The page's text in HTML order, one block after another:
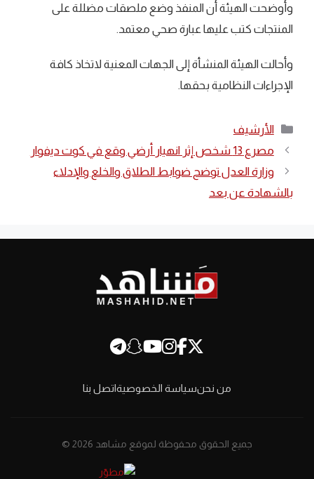
وأوضحت الهيئة أن المنفذ وضع ملصقات مضللة على
المنتجات كتب عليها عبارة صحي معتمد.
وأحالت الهيئة المنشأة إلى الجهات المعنية لاتخاذ كافة
الإجراءات النظامية بحقها.
التصنيفات
الأرشيف
مصرع 13 شخص إثر انهيار أرضي وقع في كوت ديفوار
وزارة العدل توضح ضوابط الطلاق والخلع والإدلاء
بالشهادة عن بعد
من نحنسياسة الخصوصيةاتصل بنا
جميع الحقوق محفوظة لموقع مشاهد 2026 ©